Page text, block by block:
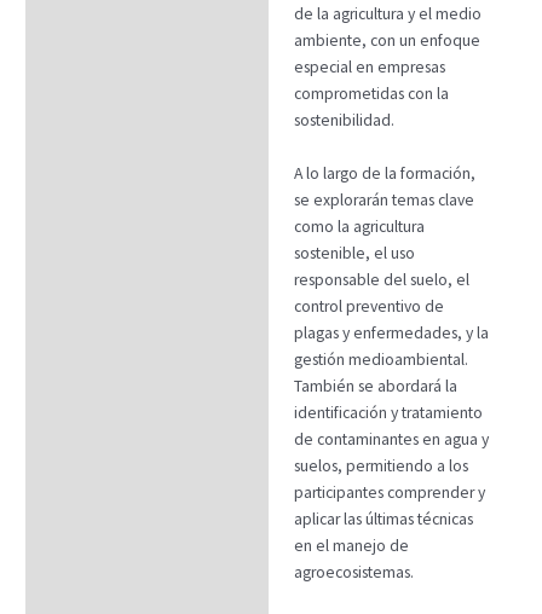
de la agricultura y el medio
ambiente, con un enfoque
especial en empresas
comprometidas con la
sostenibilidad.
A lo largo de la formación,
se explorarán temas clave
como la agricultura
sostenible, el uso
responsable del suelo, el
control preventivo de
plagas y enfermedades, y la
gestión medioambiental.
También se abordará la
identificación y tratamiento
de contaminantes en agua y
suelos, permitiendo a los
participantes comprender y
aplicar las últimas técnicas
en el manejo de
agroecosistemas.